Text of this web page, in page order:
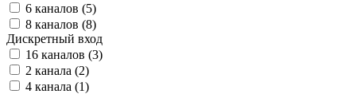
6 каналов (5)
8 каналов (8)
Дискретный вход
16 каналов (3)
2 канала (2)
4 канала (1)